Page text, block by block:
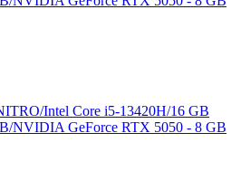
Intel Core i5-13420H/16 GB
NVIDIA GeForce RTX 5050 - 8 GB